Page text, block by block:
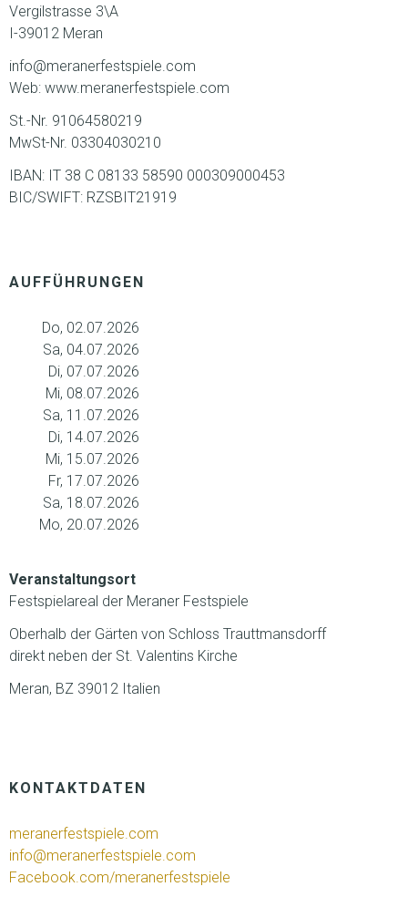
Vergilstrasse 3\A
I-39012 Meran
info@meranerfestspiele.com
Web: www.meranerfestspiele.com
St.-Nr. 91064580219
MwSt-Nr. 03304030210
IBAN: IT 38 C 08133 58590 000309000453
BIC/SWIFT: RZSBIT21919
AUFFÜHRUNGEN
Do, 02.07.2026
Sa, 04.07.2026
Di, 07.07.2026
Mi, 08.07.2026
Sa, 11.07.2026
Di, 14.07.2026
Mi, 15.07.2026
Fr, 17.07.2026
Sa, 18.07.2026
Mo, 20.07.2026
Veranstaltungsort
Festspielareal der Meraner Festspiele
Oberhalb der Gärten von Schloss Trauttmansdorff
direkt neben der St. Valentins Kirche
Meran, BZ 39012 Italien
KONTAKTDATEN
meranerfestspiele.com
info@meranerfestspiele.com
Facebook.com/meranerfestspiele